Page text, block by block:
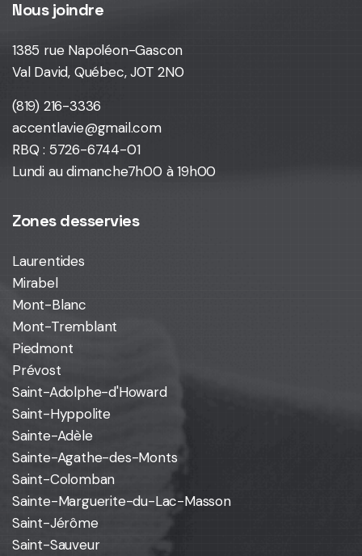
Nous joindre
1385 rue Napoléon-Gascon
Val David, Québec, J0T 2N0
(819) 216-3336
accentlavie@gmail.com
RBQ : 5726-6744-01
Lundi au dimanche7h00 à 19h00
Zones desservies
Laurentides
Mirabel
Mont-Blanc
Mont-Tremblant
Piedmont
Prévost
Saint-Adolphe-d'Howard
Saint-Hyppolite
Sainte-Adèle
Sainte-Agathe-des-Monts
Saint-Colomban
Sainte-Marguerite-du-Lac-Masson
Saint-Jérôme
Saint-Sauveur